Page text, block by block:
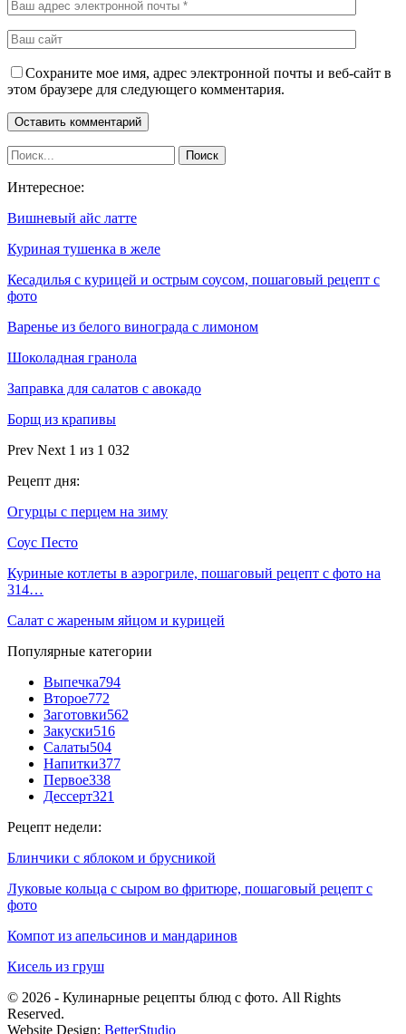
Сохраните мое имя, адрес электронной почты и веб-сайт в
этом браузере для следующего комментария.
Интересное:
Вишневый айс латте
Куриная тушенка в желе
Кесадилья с курицей и острым соусом, пошаговый рецепт с
фото
Варенье из белого винограда с лимоном
Шоколадная гранола
Заправка для салатов с авокадо
Борщ из крапивы
Prev Next 1 из 1 032
Рецепт дня:
Огурцы с перцем на зиму
Соус Песто
Куриные котлеты в аэрогриле, пошаговый рецепт с фото на
314…
Салат с жареным яйцом и курицей
Популярные категории
Выпечка794
Второе772
Заготовки562
Закуски516
Салаты504
Напитки377
Первое338
Дессерт321
Рецепт недели:
Блинчики с яблоком и брусникой
Луковые кольца с сыром во фритюре, пошаговый рецепт с
фото
Компот из апельсинов и мандаринов
Кисель из груш
© 2026 - Кулинарные рецепты блюд с фото. All Rights
Reserved.
Website Design: BetterStudio